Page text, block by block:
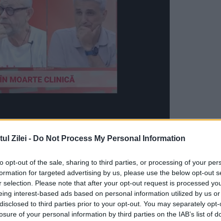
Zilei - Do Not Process My Personal Information
opt-out of the sale, sharing to third parties, or processing of your
for targeted advertising by us, please use the below opt-out
selection. Please note that after your opt-out request is processed
interest-based ads based on personal information utilized by us
to third parties prior to your opt-out. You may separately
of your personal information by third parties on the IAB’s list of
judecătoarească despre care am aflat
la o primă vedere, mi se pare absolut bizar că
achitați în raport de cel care a instigat la
pentru această faptă, și numai
spus Lucian Bolcaș, adăugând că ”există
prin căile de atac”, potrivit DCnews.